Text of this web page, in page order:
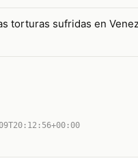
torturas sufridas en